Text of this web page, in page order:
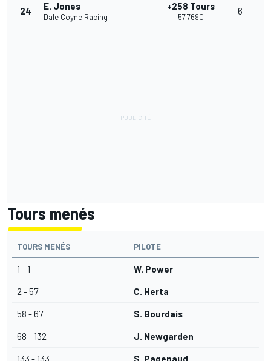
24 E. Jones
Dale Coyne Racing
+258 Tours
57.7690
6
Tours menés
TOURS MENÉS PILOTE
1 - 1 W. Power
2 - 57 C. Herta
58 - 67 S. Bourdais
68 - 132 J. Newgarden
133 - 133 S. Pagenaud